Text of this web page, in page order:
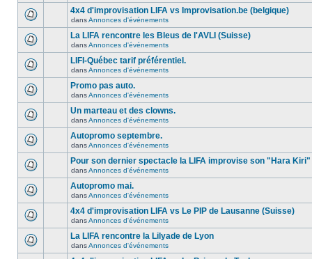
4x4 d'improvisation LIFA vs Improvisation.be (belgique)
dansAnnonces d'événements
La LIFA rencontre les Bleus de l'AVLI (Suisse)
dansAnnonces d'événements
LIFI-Québec tarif préférentiel.
dansAnnonces d'événements
Promo pas auto.
dansAnnonces d'événements
Un marteau et des clowns.
dansAnnonces d'événements
Autopromo septembre.
dansAnnonces d'événements
Pour son dernier spectacle la LIFA improvise son "Hara Kiri"
dansAnnonces d'événements
Autopromo mai.
dansAnnonces d'événements
4x4 d'improvisation LIFA vs Le PIP de Lausanne (Suisse)
dansAnnonces d'événements
La LIFA rencontre la Lilyade de Lyon
dansAnnonces d'événements